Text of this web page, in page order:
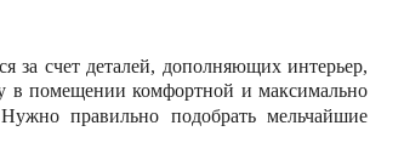
за счет деталей, дополняющих интерьер,
в помещении комфортной и максимально
правильно подобрать мельчайшие